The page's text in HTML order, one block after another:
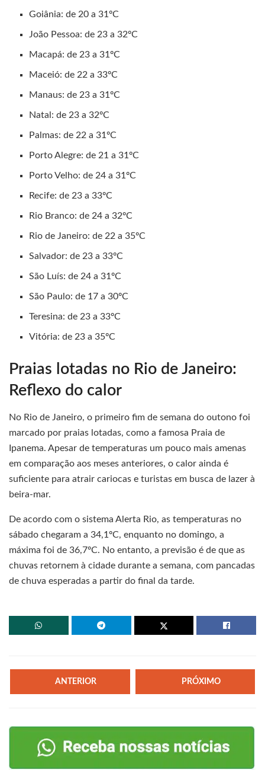
Goiânia: de 20 a 31ºC
João Pessoa: de 23 a 32ºC
Macapá: de 23 a 31ºC
Maceió: de 22 a 33ºC
Manaus: de 23 a 31ºC
Natal: de 23 a 32ºC
Palmas: de 22 a 31ºC
Porto Alegre: de 21 a 31ºC
Porto Velho: de 24 a 31ºC
Recife: de 23 a 33ºC
Rio Branco: de 24 a 32ºC
Rio de Janeiro: de 22 a 35ºC
Salvador: de 23 a 33ºC
São Luís: de 24 a 31ºC
São Paulo: de 17 a 30ºC
Teresina: de 23 a 33ºC
Vitória: de 23 a 35ºC
Praias lotadas no Rio de Janeiro:
Reflexo do calor
No Rio de Janeiro, o primeiro fim de semana do outono foi
marcado por praias lotadas, como a famosa Praia de
Ipanema. Apesar de temperaturas um pouco mais amenas
em comparação aos meses anteriores, o calor ainda é
suficiente para atrair cariocas e turistas em busca de lazer à
beira-mar.
De acordo com o sistema Alerta Rio, as temperaturas no
sábado chegaram a 34,1ºC, enquanto no domingo, a
máxima foi de 36,7ºC. No entanto, a previsão é de que as
chuvas retornem à cidade durante a semana, com pancadas
de chuva esperadas a partir do final da tarde.
ANTERIOR PRÓXIMO